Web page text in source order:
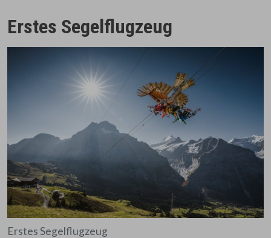
Erstes Segelflugzeug
Erstes Segelflugzeug